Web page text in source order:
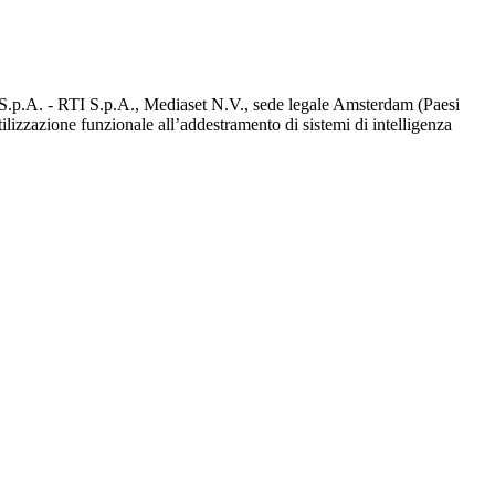
- RTI S.p.A., Mediaset N.V., sede legale Amsterdam (Paesi
funzionale all’addestramento di sistemi di intelligenza